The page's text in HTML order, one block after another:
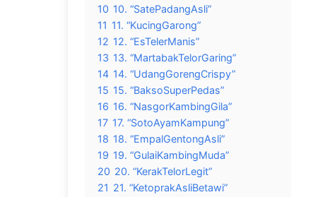
10 10. “SatePadangAsli”
11 11. “KucingGarong”
12 12. “EsTelerManis”
13 13. “MartabakTelorGaring”
14 14. “UdangGorengCrispy”
15 15. “BaksoSuperPedas”
16 16. “NasgorKambingGila”
17 17. “SotoAyamKampung”
18 18. “EmpalGentongAsli”
19 19. “GulaiKambingMuda”
20 20. “KerakTelorLegit”
21 21. “KetoprakAsliBetawi”